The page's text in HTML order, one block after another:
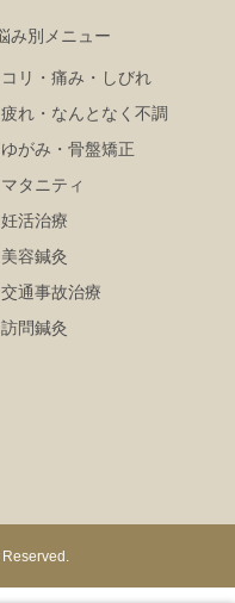
み別メニュー
コリ・痛み・しびれ
疲れ・なんとなく不調
ゆがみ・骨盤矯正
マタニティ
妊活治療
美容鍼灸
交通事故治療
訪問鍼灸